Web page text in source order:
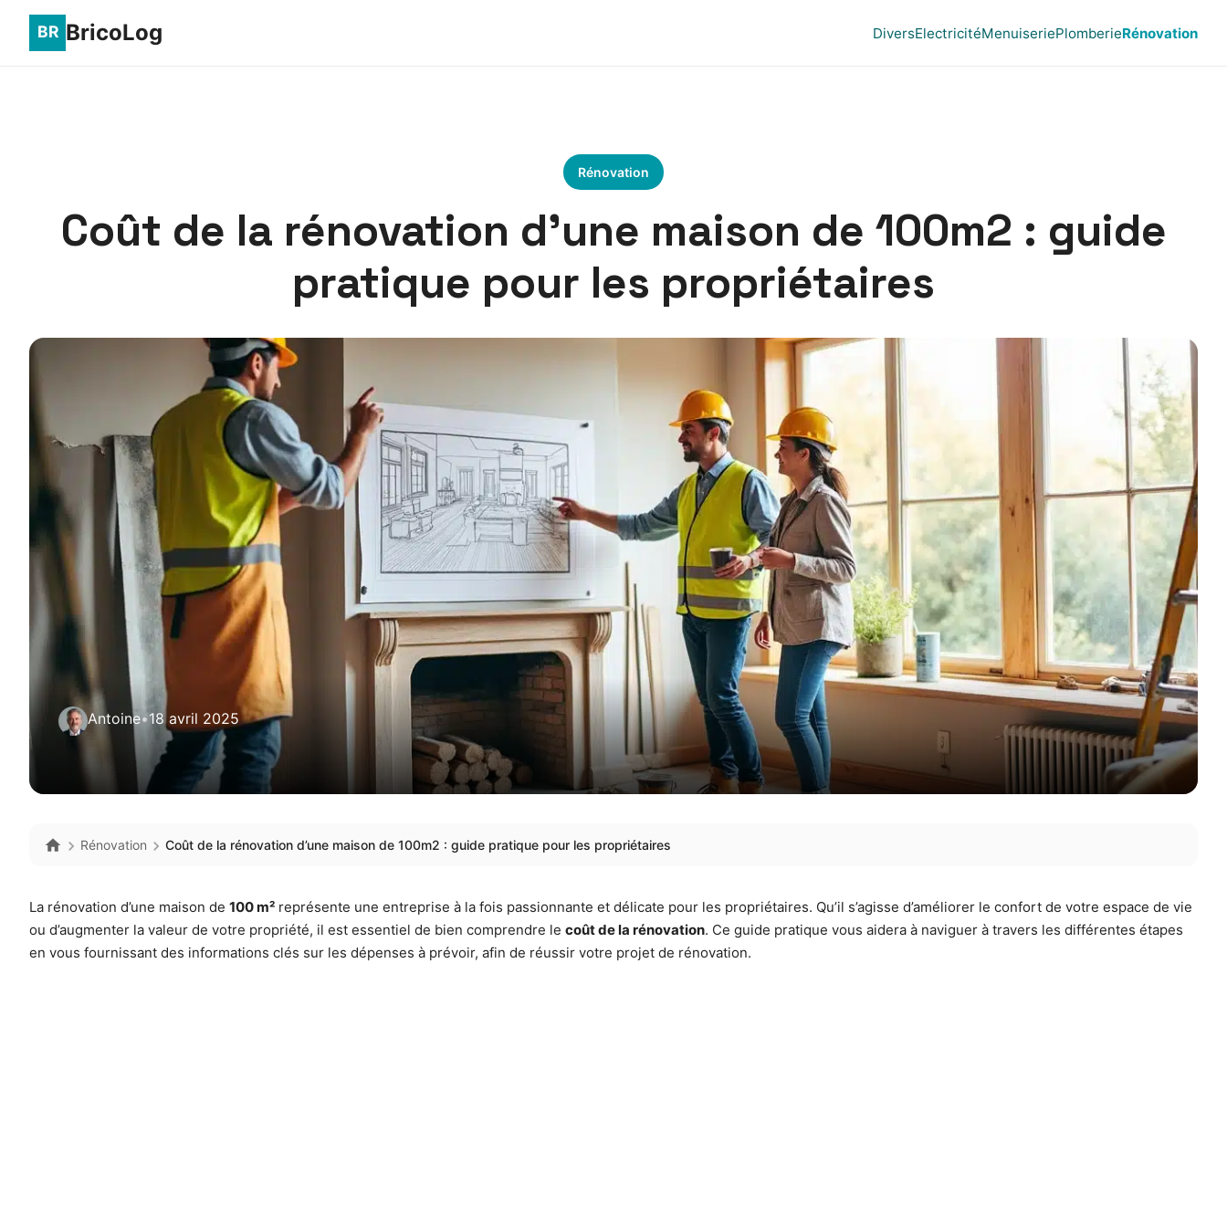
BricoLog DiversElectricitéMenuiseriePlomberieRénovation
Rénovation
Coût de la rénovation d’une maison de 100m2 : guide
pratique pour les propriétaires
Antoine•18 avril 2025
Rénovation Coût de la rénovation d’une maison de 100m2 : guide pratique pour les propriétaires
La rénovation d’une maison de 100 m² représente une entreprise à la fois passionnante et délicate pour les propriétaires. Qu’il s’agisse d’améliorer le confort de votre espace de vie
ou d’augmenter la valeur de votre propriété, il est essentiel de bien comprendre le coût de la rénovation. Ce guide pratique vous aidera à naviguer à travers les différentes étapes
en vous fournissant des informations clés sur les dépenses à prévoir, afin de réussir votre projet de rénovation.